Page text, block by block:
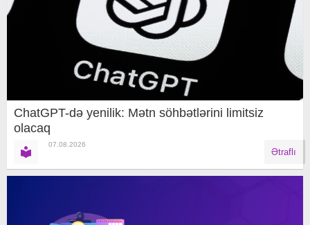
ChatGPT-də yenilik: Mətn söhbətlərini limitsiz
olacaq
07.08.2026
Ətraflı